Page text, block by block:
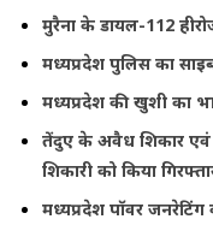
मुरैना के डायल-112
मध्यप्रदेश पुलिस का
मध्यप्रदेश की खुशी का
तेंदुए के अवैध शिकार
शिकारी को किया
मध्यप्रदेश पॉवर